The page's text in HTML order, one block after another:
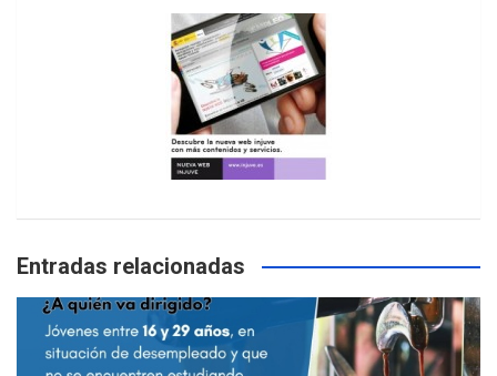
Entradas relacionadas